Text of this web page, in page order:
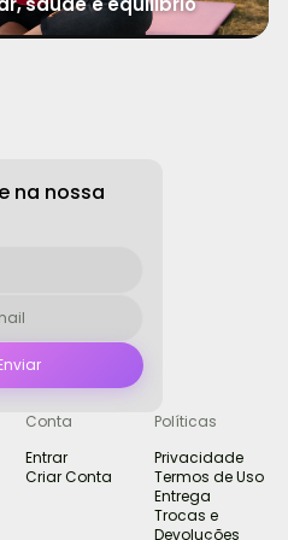
na nossa
Conta
Entrar
Criar Conta
Políticas
Privacidade
Termos de Uso
Entrega
Trocas e
Devoluções